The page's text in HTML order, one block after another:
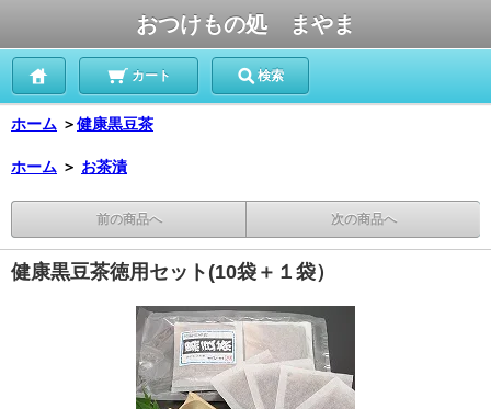
おつけもの処 まやま
カート 検索
ホーム ＞健康黒豆茶
ホーム ＞ お茶漬
前の商品へ 次の商品へ
健康黒豆茶徳用セット(10袋＋１袋）